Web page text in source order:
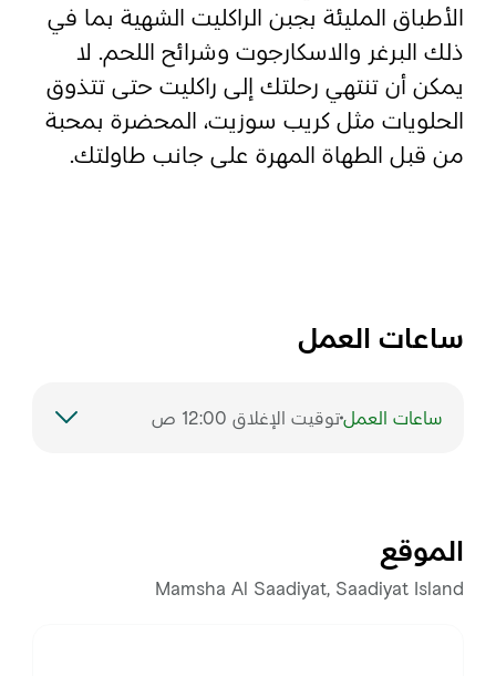
أبو ظبي
منطقة العين
منطقة الظفرة
الأطباق المليئة بجبن الراكليت الشهية بما في
ذلك البرغر والاسكارجوت وشرائح اللحم. لا
يمكن أن تنتهي رحلتك إلى راكليت حتى تتذوق
الحلويات مثل كريب سوزيت، المحضرة بمحبة
من قبل الطهاة المهرة على جانب طاولتك.
ساعات العمل
ساعات العملتوقيت الإغلاق 12:00 ص
الاثنين 9:00 ص – 12:00 ص
الموقع
Mamsha Al Saadiyat, Saadiyat Island